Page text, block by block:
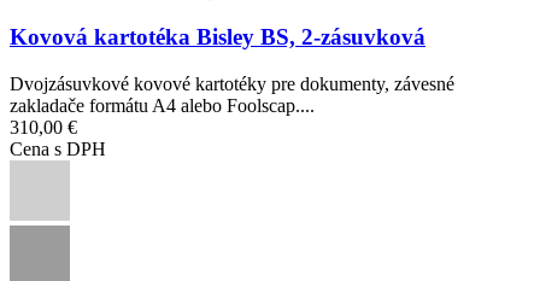
Kovová kartotéka Bisley BS, 2-zásuvková
Dvojzásuvkové kovové kartotéky pre dokumenty, závesné
zakladače formátu A4 alebo Foolscap....
310,00 €
Cena s DPH